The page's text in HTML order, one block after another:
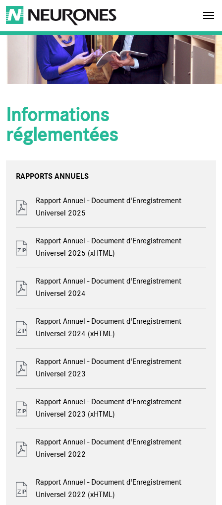
Aller au contenu principal
NEURONES
Informations
réglementées
RAPPORTS ANNUELS
Rapport Annuel - Document d'Enregistrement
Universel 2025
Rapport Annuel - Document d'Enregistrement
Universel 2025 (xHTML)
Rapport Annuel - Document d'Enregistrement
Universel 2024
Rapport Annuel - Document d'Enregistrement
Universel 2024 (xHTML)
Rapport Annuel - Document d'Enregistrement
Universel 2023
Rapport Annuel - Document d'Enregistrement
Universel 2023 (xHTML)
Rapport Annuel - Document d'Enregistrement
Universel 2022
Rapport Annuel - Document d'Enregistrement
Universel 2022 (xHTML)